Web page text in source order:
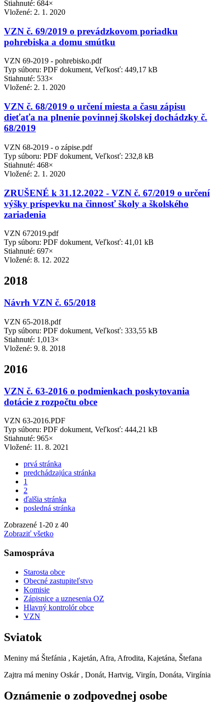
Stiahnuté: 684×
Vložené: 2. 1. 2020
VZN č. 69/2019 o prevádzkovom poriadku
pohrebiska a domu smútku
VZN 69-2019 - pohrebisko.pdf
Typ súboru: PDF dokument, Veľkosť: 449,17 kB
Stiahnuté: 533×
Vložené: 2. 1. 2020
VZN č. 68/2019 o určení miesta a času zápisu
dieťaťa na plnenie povinnej školskej dochádzky č.
68/2019
VZN 68-2019 - o zápise.pdf
Typ súboru: PDF dokument, Veľkosť: 232,8 kB
Stiahnuté: 468×
Vložené: 2. 1. 2020
ZRUŠENÉ k 31.12.2022 - VZN č. 67/2019 o určení
výšky príspevku na činnosť školy a školského
zariadenia
VZN 672019.pdf
Typ súboru: PDF dokument, Veľkosť: 41,01 kB
Stiahnuté: 697×
Vložené: 8. 12. 2022
2018
Návrh VZN č. 65/2018
VZN 65-2018.pdf
Typ súboru: PDF dokument, Veľkosť: 333,55 kB
Stiahnuté: 1,013×
Vložené: 9. 8. 2018
2016
VZN č. 63-2016 o podmienkach poskytovania
dotácie z rozpočtu obce
VZN 63-2016.PDF
Typ súboru: PDF dokument, Veľkosť: 444,21 kB
Stiahnuté: 965×
Vložené: 11. 8. 2021
prvá stránka
predchádzajúca stránka
1
2
ďalšia stránka
posledná stránka
Zobrazené 1-20 z 40
Zobraziť všetko
Samospráva
Starosta obce
Obecné zastupiteľstvo
Komisie
Zápisnice a uznesenia OZ
Hlavný kontrolór obce
VZN
Sviatok
Meniny má Štefánia , Kajetán, Afra, Afrodita, Kajetána, Štefana
Zajtra má meniny Oskár , Donát, Hartvig, Virgín, Donáta, Virgínia
Oznámenie o zodpovednej osobe